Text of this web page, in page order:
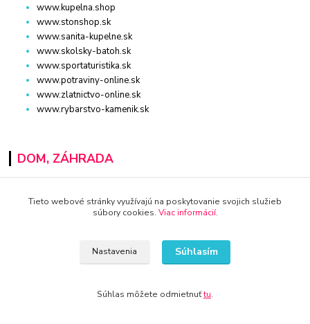
www.kupelna.shop
www.stonshop.sk
www.sanita-kupelne.sk
www.skolsky-batoh.sk
www.sportaturistika.sk
www.potraviny-online.sk
www.zlatnictvo-online.sk
www.rybarstvo-kamenik.sk
DOM, ZÁHRADA
www.kvalitnytovar.sk
www.najvypredaj.sk
www.top-nabytok.sk
www.superpredajca.sk
Tieto webové stránky využívajú na poskytovanie svojich služieb
súbory cookies. Viac informácií.
Nastavenia Súhlasím
Súhlas môžete odmietnuťtu.